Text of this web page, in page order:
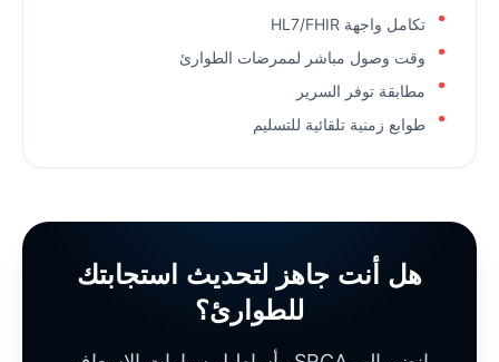
تكامل واجهة HL7/FHIR
وقت وصول مباشر لممرضات الطوارئ
مطابقة توفر السرير
طوابع زمنية تلقائية للتسليم
هل أنت جاهز لتحديث استجابتك
للطوارئ؟